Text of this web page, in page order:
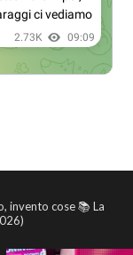
invento cose📚 La